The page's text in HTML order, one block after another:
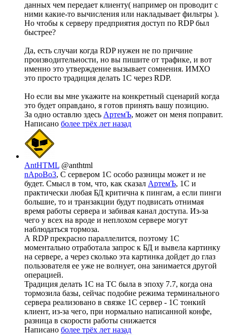
данных чем передает клиенту( например он проводит с
ними какие-то вычисления или накладывает фильтры ).
Но чтобы к серверу предприятия доступ по RDP был
быстрее?
Да, есть случаи когда RDP нужен не по причине
производительности, но вы пишите от трафике, и вот
именно это утверждение вызывает сомнения. ИМХО
это просто традиция делать 1С через RDP.
Но если вы мне укажите на конкретный сценарий когда
это будет оправдано, я готов принять вашу позицию.
За одно оставлю здесь АртемЪ, может он меня поправит.
Написано более трёх лет назад
AntHTML @anthtml
nApoBo3, С сервером 1С особо разницы может и не
будет. Смысл в том, что, как сказал АртемЪ, 1С и
практически любая БД критична к пингам, а если пинги
большие, то и транзакции будут подвисать отнимая
время работы сервера и забивая канал доступа. Из-за
чего у всех на вроде и неплохом сервере могут
наблюдаться тормоза.
А RDP прекрасно параллелится, поэтому 1С
моментально отработала запрос к БД и вывела картинку
на сервере, а через сколько эта картинка дойдет до глаз
пользователя ее уже не волнует, она занимается другой
операцией.
Традиция делать 1С на ТС была в эпоху 7.7, когда она
тормозила базы, сейчас подобие режима терминального
сервера реализовано в связке 1С сервер - 1С тонкий
клиент, из-за чего, при нормально написанной конфе,
разница в скорости работы снижается
Написано более трёх лет назад